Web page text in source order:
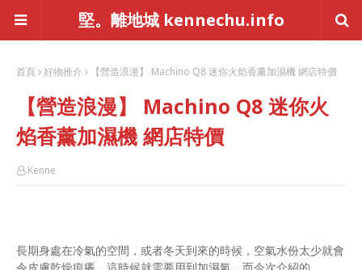
堅。離地城 kennechu.info
首頁 好物推介 【營造浪漫】 Machino Q8 迷你火焰香薰加濕機 網店特價
【營造浪漫】 Machino Q8 迷你火
焰香薰加濕機 網店特價
Kenne
長期身處在冷氣的空間，或者冬天到來的時候，空氣水份太少就會